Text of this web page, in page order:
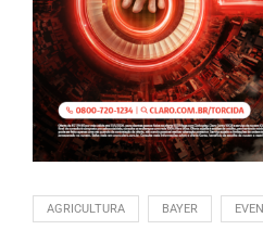
AGRICULTURA BAYER